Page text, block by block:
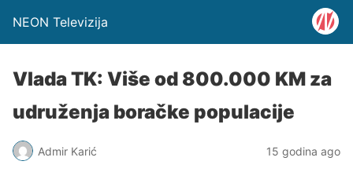
NEON Televizija
Vlada TK: Više od 800.000 KM za
udruženja boračke populacije
Admir Karić 15 godina ago